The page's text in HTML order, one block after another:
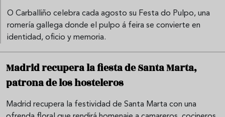
O Carballiño celebra cada agosto su Festa do Pulpo, una
romería gallega donde el pulpo á feira se convierte en
identidad, oficio y memoria.
Madrid recupera la fiesta de Santa Marta,
patrona de los hosteleros
Madrid recupera la festividad de Santa Marta con una